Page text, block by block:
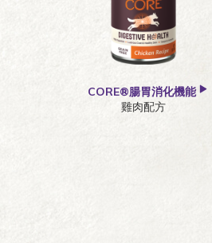
CORE®腸胃消化機能
雞肉配方